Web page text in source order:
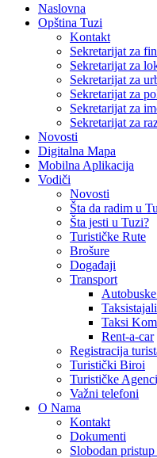
Naslovna
Opština Tuzi
Kontakt
Sekretarijat za
Sekretarijat za
Sekretarijat za
Sekretarijat za
Sekretarijat za
Sekretarijat za
Novosti
Digitalna Mapa
Mobilna Aplikacija
Vodiči
Novosti
Šta da radim u
Šta jesti u Tuzi?
Turističke Rute
Brošure
Događaji
Transport
Taksi
Rent-a-car
Registracija
Turistički Biroi
Turističke
Važni telefoni
O Nama
Kontakt
Dokumenti
Slobodan